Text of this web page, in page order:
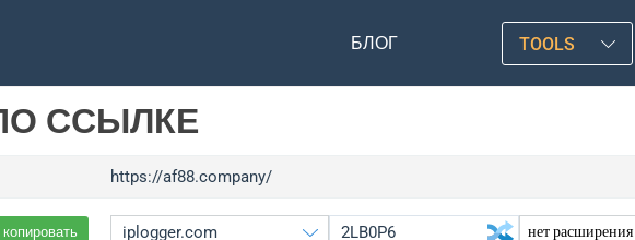
БЛОГ TOOLS
ССЫЛКЕ
https://af88.company/
копировать